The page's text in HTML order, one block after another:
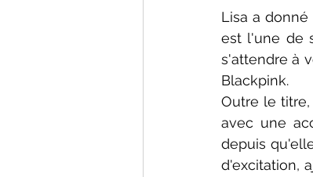
Lisa a
est l'une de
s'attendre à
Blackpink.
Outre le titre,
avec une
depuis
d'excitation,